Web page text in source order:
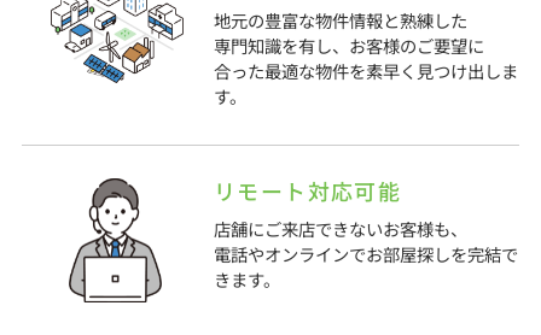
地元の豊富な物件情報と熟練した
専門知識を有し、お客様のご要望に
合った最適な物件を素早く見つけ出しま
す。
リモート対応可能
店舗にご来店できないお客様も、
電話やオンラインでお部屋探しを完結で
きます。